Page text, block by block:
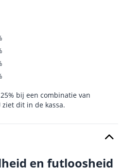
bij een combinatie van
dit in de kassa.
en futloosheid